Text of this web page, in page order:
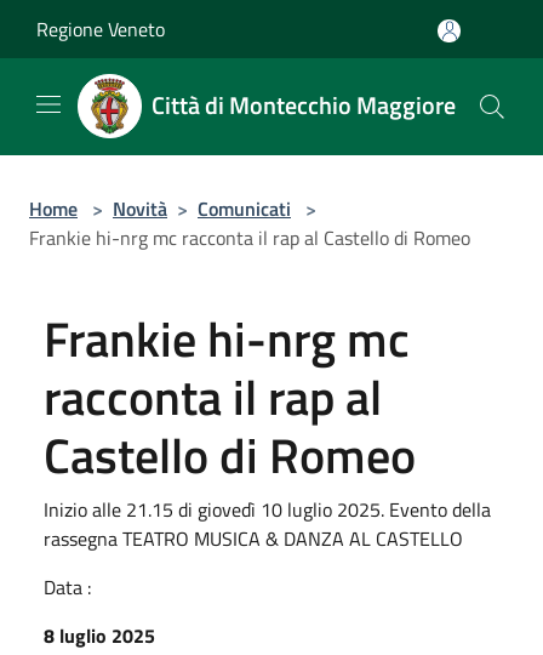
Regione Veneto
Città di Montecchio Maggiore
Home > Novità > Comunicati >
Frankie hi-nrg mc racconta il rap al Castello di Romeo
Frankie hi-nrg mc
racconta il rap al
Castello di Romeo
Inizio alle 21.15 di giovedì 10 luglio 2025. Evento della
rassegna TEATRO MUSICA & DANZA AL CASTELLO
Data :
8 luglio 2025